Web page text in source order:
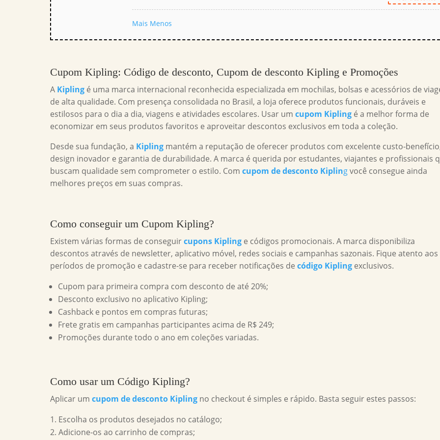
Mais Menos
Cupom Kipling: Código de desconto, Cupom de desconto Kipling e Promoções
A Kipling é uma marca internacional reconhecida especializada em mochilas, bolsas e acessórios de
de alta qualidade. Com presença consolidada no Brasil, a loja oferece produtos funcionais, duráveis e
estilosos para o dia a dia, viagens e atividades escolares. Usar um cupom Kipling é a melhor forma de
economizar em seus produtos favoritos e aproveitar descontos exclusivos em toda a coleção.
Desde sua fundação, a Kipling mantém a reputação de oferecer produtos com excelente custo-
design inovador e garantia de durabilidade. A marca é querida por estudantes, viajantes e profissionais
buscam qualidade sem comprometer o estilo. Com cupom de desconto Kiplingvocê consegue ainda
melhores preços em suas compras.
Como conseguir um Cupom Kipling?
Existem várias formas de conseguircupons Kipling e códigos promocionais. A marca disponibiliza
descontos através de newsletter, aplicativo móvel, redes sociais e campanhas sazonais. Fique atento aos
períodos de promoção e cadastre-se para receber notificações de código Kipling exclusivos.
Cupom para primeira compra com desconto de até 20%;
Desconto exclusivo no aplicativo Kipling;
Cashback e pontos em compras futuras;
Frete gratis em campanhas participantes acima de R$ 249;
Promoções durante todo o ano em coleções variadas.
Como usar um Código Kipling?
Aplicar um cupom de desconto Kipling no checkout é simples e rápido. Basta seguir estes passos:
Escolha os produtos desejados no catálogo;
Adicione-os ao carrinho de compras;